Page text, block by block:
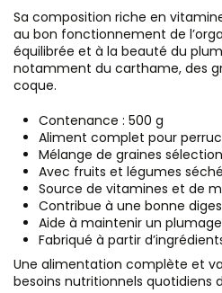
Sa composition riche en
au bon fonctionnement de
équilibrée et à la beauté du
notamment du carthame, des
coque.
Contenance : 500 g
Aliment complet pour
Mélange de graines
Avec fruits et légumes
Source de vitamines et de
Contribue à une bonne
Aide à maintenir un
Fabriqué à partir
Une alimentation complète et
besoins nutritionnels quotidiens